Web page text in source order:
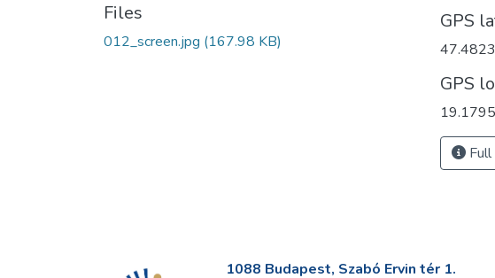
Files
012_screen.jpg (167.98 KB)
GPS
GPS
1088 Budapest, Szabó Ervin tér 1.